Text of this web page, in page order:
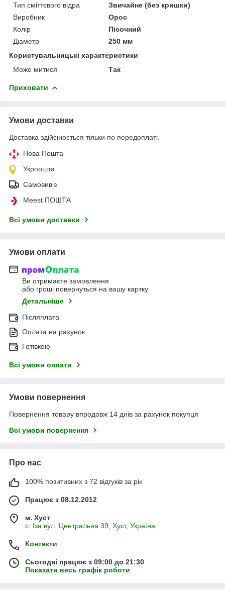
Тип сміттєвого відра
Звичайне (без кришки)
Виробник
Орос
Колір
Пісочний
Діаметр
250 мм
Користувальницькі характеристики
Може митися
Так
Приховати
Умови доставки
Доставка здійснюється тільки по передоплаті.
Нова Пошта
Укрпошта
Самовивіз
Meest ПОШТА
Всі умови доставки
Умови оплати
Ви отримаєте замовлення
або гроші повернуться на вашу картку
Детальніше
Післяплата
Оплата на рахунок
Готівкою
Всі умови оплати
Умови повернення
Повернення товару впродовж 14 днів за рахунок покупця
Всі умови повернення
Про нас
100% позитивних з 72 відгуків за рік
Працює з 08.12.2012
м. Хуст
с. Іза вул. Центральна 39, Хуст, Україна
Контакти
Сьогодні працює з 09:00 до 21:30
Показати весь графік роботи